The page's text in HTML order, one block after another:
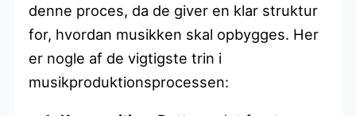
denne proces, da de giver en klar struktur
for, hvordan musikken skal opbygges. Her
er nogle af de vigtigste trin i
musikproduktionsprocessen: